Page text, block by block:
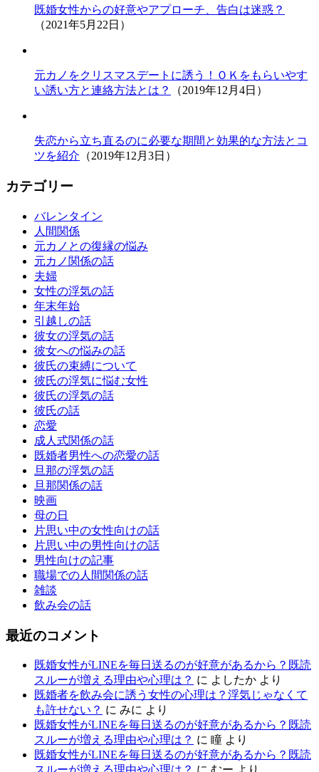
既婚女性からの好意やアプローチ、告白は迷惑？
（2021年5月22日）
元カノをクリスマスデートに誘う！ＯＫをもらいやす
い誘い方と連絡方法とは？
（2019年12月4日）
失恋から立ち直るのに必要な期間と効果的な方法とコ
ツを紹介 （2019年12月3日）
カテゴリー
バレンタイン
人間関係
元カノとの復縁の悩み
元カノ関係の話
夫婦
女性の浮気の話
年末年始
引越しの話
彼女の浮気の話
彼女への悩みの話
彼氏の束縛について
彼氏の浮気に悩む女性
彼氏の浮気の話
彼氏の話
恋愛
成人式関係の話
既婚者男性への恋愛の話
旦那の浮気の話
旦那関係の話
映画
母の日
片思い中の女性向けの話
片思い中の男性向けの話
男性向けの記事
職場での人間関係の話
雑談
飲み会の話
最近のコメント
既婚女性がLINEを毎日送るのが好意があるから？既読
スルーが増える理由や心理は？ に よしたか より
既婚者を飲み会に誘う女性の心理は？浮気じゃなくて
も許せない？ に みに より
既婚女性がLINEを毎日送るのが好意があるから？既読
スルーが増える理由や心理は？ に 瞳 より
既婚女性がLINEを毎日送るのが好意があるから？既読